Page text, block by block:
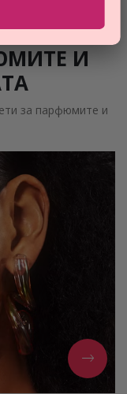
И
за парфюмите и